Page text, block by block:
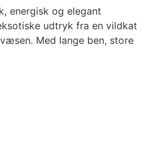
energisk og elegant
udtryk fra en vildkat
Med lange ben, store